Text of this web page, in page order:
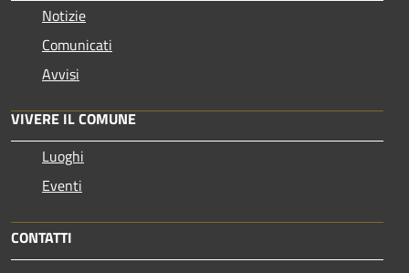
Notizie
Comunicati
Avvisi
VIVERE IL COMUNE
Luoghi
Eventi
CONTATTI